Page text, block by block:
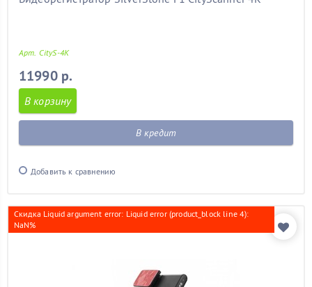
Арт. CityS-4K
11990 р.
В корзину
В кредит
Добавить к сравнению
Скидка Liquid argument error: Liquid error (product_block line 4):
NaN%